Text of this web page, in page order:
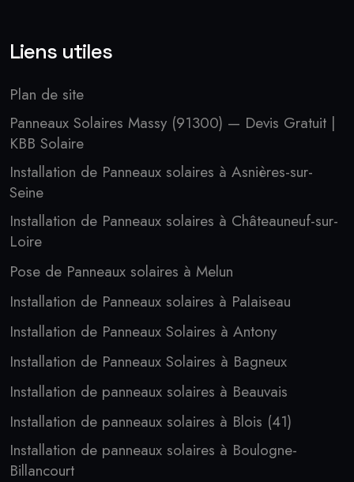
Liens utiles
Plan de site
Panneaux Solaires Massy (91300) — Devis Gratuit |
KBB Solaire
Installation de Panneaux solaires à Asnières-sur-
Seine
Installation de Panneaux solaires à Châteauneuf-sur-
Loire
Pose de Panneaux solaires à Melun
Installation de Panneaux solaires à Palaiseau
Installation de Panneaux Solaires à Antony
Installation de Panneaux Solaires à Bagneux
Installation de panneaux solaires à Beauvais
Installation de panneaux solaires à Blois (41)
Installation de panneaux solaires à Boulogne-
Billancourt